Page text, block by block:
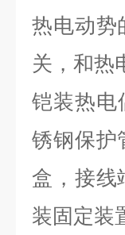
热电动势
关，和热
铠装热电
锈钢保护
盒，接线
装固定装